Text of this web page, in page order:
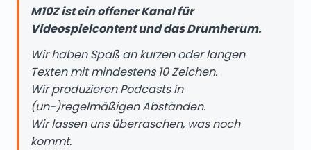
M10Z ist ein offener Kanal für
Videospielcontent und das Drumherum.
Wir haben Spaß an kurzen oder langen
Texten mit mindestens 10 Zeichen.
Wir produzieren Podcasts in
(un-)regelmäßigen Abständen.
Wir lassen uns überraschen, was noch
kommt.